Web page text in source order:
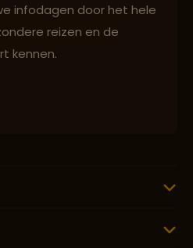
Robbeneiland
Sani Pass
infodagen door het hele
reizen en de
kennen.